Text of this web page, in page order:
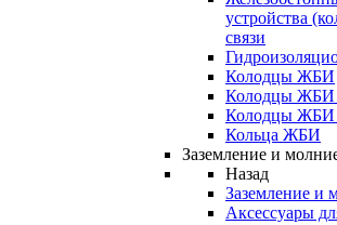
устройства
связи
Колодцы ЖБИ
Колодцы
Колодцы
Кольца ЖБИ
Заземление и
Назад
Заземление и
Аксессуары